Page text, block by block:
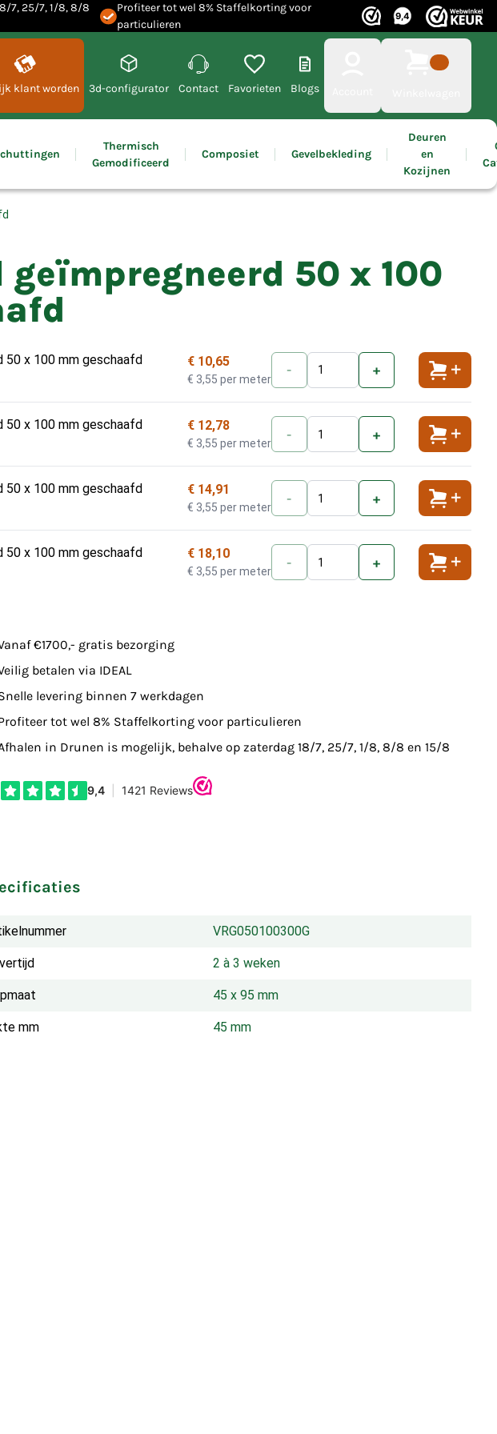
7, 25/7, 1/8, 8/8
Profiteer tot wel 8% Staffelkorting voor
particulieren
klant worden 3d-configurator Contact Favorieten Blogs
Thermisch
Gemodificeerd
Composiet Gevelbekleding
Deuren
en
Kozijnen
geïmpregneerd 50 x 100
50 x 100 mm geschaafd
€ 10,65
€ 3,55 per meter
- +
50 x 100 mm geschaafd
€ 12,78
€ 3,55 per meter
- +
50 x 100 mm geschaafd
€ 14,91
€ 3,55 per meter
- +
50 x 100 mm geschaafd
€ 18,10
€ 3,55 per meter
- +
€1700,- gratis bezorging
betalen via IDEAL
levering binnen 7 werkdagen
tot wel 8% Staffelkorting voor particulieren
in Drunen is mogelijk, behalve op zaterdag 18/7, 25/7, 1/8, 8/8 en 15/8
VRG050100300G
2 à 3 weken
45 x 95 mm
mm 45 mm